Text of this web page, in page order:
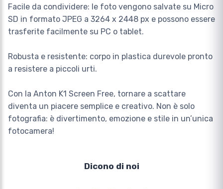
Facile da condividere: le foto vengono salvate su Micro
SD in formato JPEG a 3264 x 2448 px e possono essere
trasferite facilmente su PC o tablet.
Robusta e resistente: corpo in plastica durevole pronto
a resistere a piccoli urti.
Con la Anton K1 Screen Free, tornare a scattare
diventa un piacere semplice e creativo. Non è solo
fotografia: è divertimento, emozione e stile in un’unica
fotocamera!
Dicono di noi